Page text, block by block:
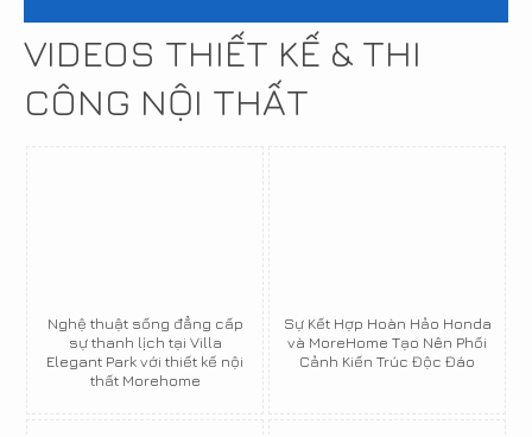
VIDEOS THIẾT KẾ & THI
CÔNG NỘI THẤT
Nghệ thuật sống đẳng cấp
sự thanh lịch tại Villa
Elegant Park với thiết kế nội
thất Morehome
Sự Kết Hợp Hoàn Hảo Honda
và MoreHome Tạo Nên Phối
Cảnh Kiến Trúc Độc Đáo